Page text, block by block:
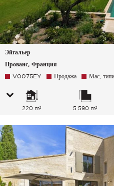
Эйгальер
Прованс, Франция
V0075EY Продажа Мас,
220 m² 5 590 m²